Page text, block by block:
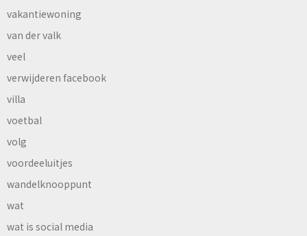
vakantiewoning
van der valk
veel
verwijderen facebook
villa
voetbal
volg
voordeeluitjes
wandelknooppunt
wat
wat is social media